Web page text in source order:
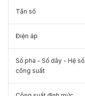
Tần số
Điện áp
Số pha - Số dây - Hệ số
công suất